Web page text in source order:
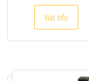
Viac info